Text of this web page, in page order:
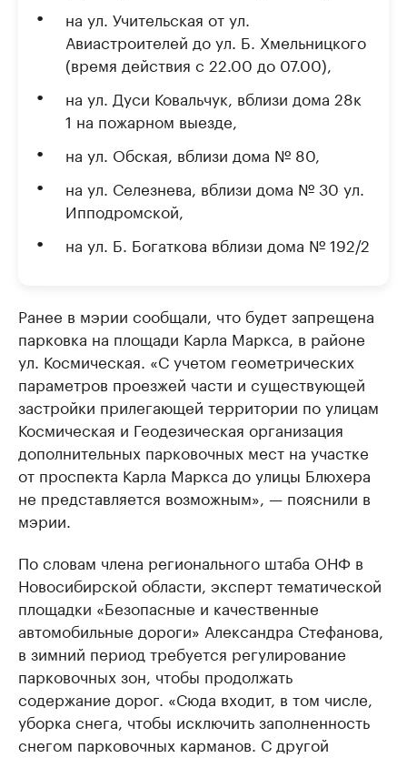
на ул. Учительская от ул.
Авиастроителей до ул. Б. Хмельницкого
(время действия с 22.00 до 07.00),
на ул. Дуси Ковальчук, вблизи дома 28к
1 на пожарном выезде,
на ул. Обская, вблизи дома № 80,
на ул. Селезнева, вблизи дома № 30 ул.
Ипподромской,
на ул. Б. Богаткова вблизи дома № 192/2
Ранее в мэрии сообщали, что будет запрещена
парковка на площади Карла Маркса, в районе
ул. Космическая. «С учетом геометрических
параметров проезжей части и существующей
застройки прилегающей территории по улицам
Космическая и Геодезическая организация
дополнительных парковочных мест на участке
от проспекта Карла Маркса до улицы Блюхера
не представляется возможным», — пояснили в
мэрии.
По словам члена регионального штаба ОНФ в
Новосибирской области, эксперт тематической
площадки «Безопасные и качественные
автомобильные дороги» Александра Стефанова,
в зимний период требуется регулирование
парковочных зон, чтобы продолжать
содержание дорог. «Сюда входит, в том числе,
уборка снега, чтобы исключить заполненность
снегом парковочных карманов. С другой